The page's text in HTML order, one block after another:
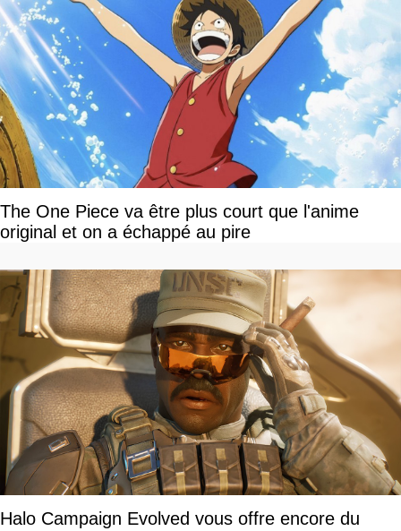
The One Piece va être plus court que l'anime
original et on a échappé au pire
Halo Campaign Evolved vous offre encore du